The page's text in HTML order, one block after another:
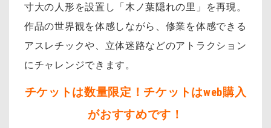
寸大の人形を設置し「木ノ葉隠れの里」を再現。
作品の世界観を体感しながら、修業を体感できる
アスレチックや、立体迷路などのアトラクション
にチャレンジできます。
チケットは数量限定！チケットはweb購入
がおすすめです！